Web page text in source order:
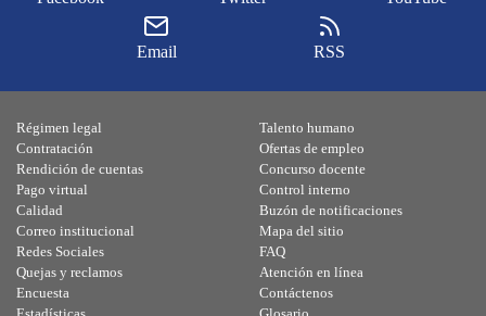
Email RSS
Régimen legal
Contratación
Rendición de cuentas
Pago virtual
Calidad
Talento humano
Ofertas de empleo
Concurso docente
Control interno
Buzón de notificaciones
Correo institucional
Redes Sociales
Quejas y reclamos
Encuesta
Mapa del sitio
FAQ
Atención en línea
Contáctenos